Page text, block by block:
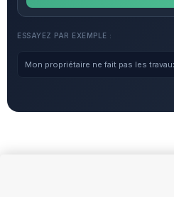
ESSAYEZ PAR EXEMPLE :
Mon propriétaire ne fait pas les